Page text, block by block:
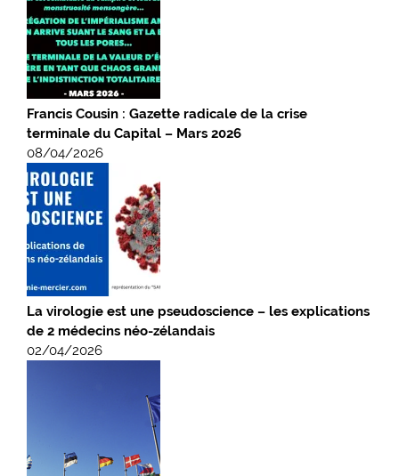
Francis Cousin : Gazette radicale de la crise
terminale du Capital – Mars 2026
08/04/2026
La virologie est une pseudoscience – les explications
de 2 médecins néo-zélandais
02/04/2026